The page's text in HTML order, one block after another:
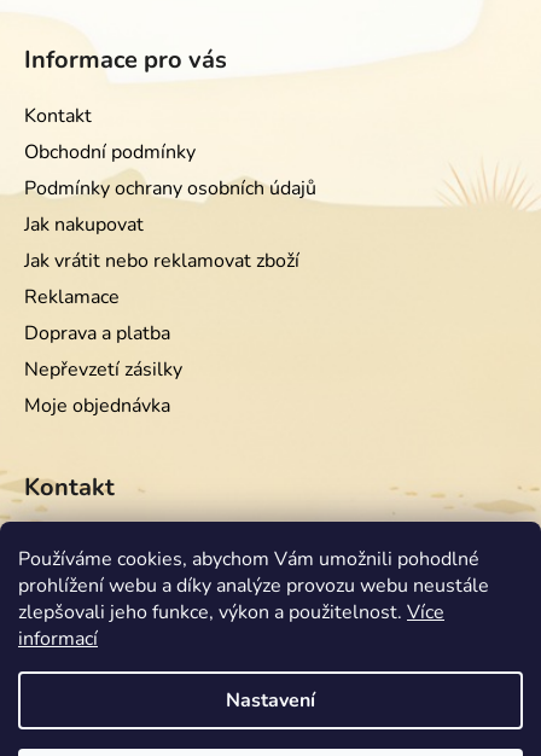
Používáme cookies, abychom Vám umožnili pohodlné
prohlížení webu a díky analýze provozu webu neustále
zlepšovali jeho funkce, výkon a použitelnost. Více
informací
Nastavení
Informace pro vás
Kontakt
Obchodní podmínky
Podmínky ochrany osobních údajů
Jak nakupovat
Jak vrátit nebo reklamovat zboží
Reklamace
Doprava a platba
Nepřevzetí zásilky
Moje objednávka
Kontakt
info @equiwest.cz
+420724001554